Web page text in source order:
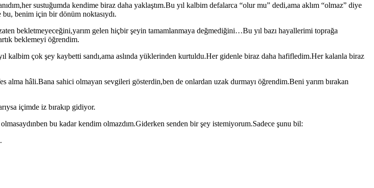
sustuğumda kendime biraz daha yaklaştım.Bu yıl kalbim defalarca “olur mu” dedi,ama aklım “olmaz” diye
benim için bir dönüm noktasıydı.
bekletmeyeceğini,yarım gelen hiçbir şeyin tamamlanmaya değmediğini…Bu yıl bazı hayallerimi toprağa
beklemeyi öğrendim.
kalbim çok şey kaybetti sandı,ama aslında yüklerinden kurtuldu.Her gidenle biraz daha hafifledim.Her kalanla biraz
hâli.Bana sahici olmayan sevgileri gösterdin,ben de onlardan uzak durmayı öğrendim.Beni yarım bırakan
içimde iz bırakıp gidiyor.
bu kadar kendim olmazdım.Giderken senden bir şey istemiyorum.Sadece şunu bil: